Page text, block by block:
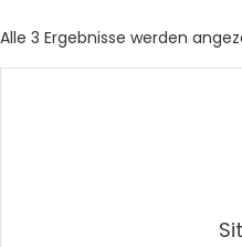
Alle 3 Ergebnisse werden